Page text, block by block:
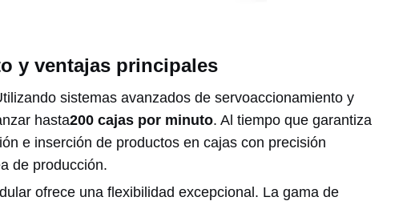
y ventajas principales
sistemas avanzados de servoaccionamiento y
hasta200 cajas por minuto. Al tiempo que garantiza
e inserción de productos en cajas con precisión
de producción.
ofrece una flexibilidad excepcional. La gama de